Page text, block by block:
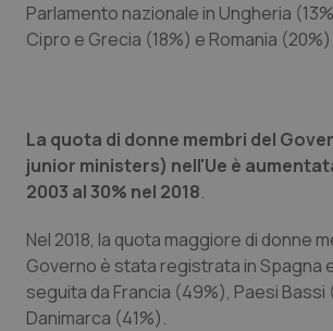
Valle D’Aosta
Oncodermatologia
Oncologia & Nutrizione
Psoriasi & pelle
Quotidiano Cardiologia
Quotidiano Chirurgia
Parlamento nazionale in Ungheria
Cipro e Grecia (18%) e Romania (20%).
La quota di donne membri del
junior ministers) nell'Ue è
2003 al 30% nel 2018.
Nel 2018, la quota maggiore di donne
Governo è stata registrata in Spagna
seguita da Francia (49%), Paesi Bassi
Danimarca (41%).